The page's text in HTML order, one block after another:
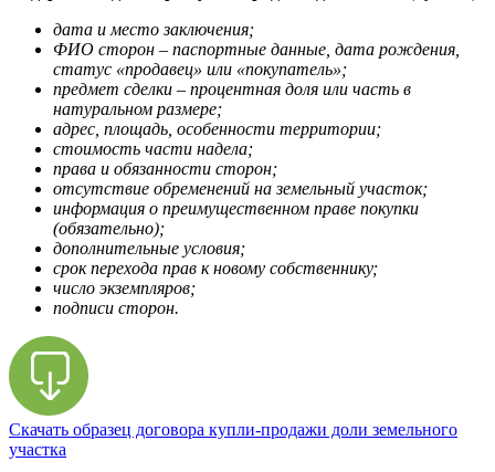
дата и место заключения;
ФИО сторон – паспортные данные, дата рождения,
статус «продавец» или «покупатель»;
предмет сделки – процентная доля или часть в
натуральном размере;
адрес, площадь, особенности территории;
стоимость части надела;
права и обязанности сторон;
отсутствие обременений на земельный участок;
информация о преимущественном праве покупки
(обязательно);
дополнительные условия;
срок перехода прав к новому собственнику;
число экземпляров;
подписи сторон.
Скачать образец договора купли-продажи доли земельного
участка